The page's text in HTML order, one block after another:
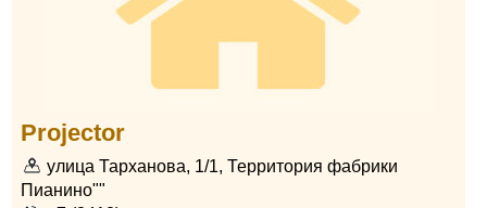
Projector
улица Тарханова, 1/1, Территория фабрики
Пианино""